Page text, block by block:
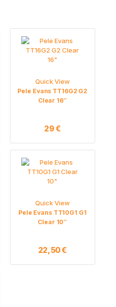
Quick View
Pele Evans TT16G2 G2
Clear 16″
29€
Quick View
Pele Evans TT10G1 G1
Clear 10″
22,50€